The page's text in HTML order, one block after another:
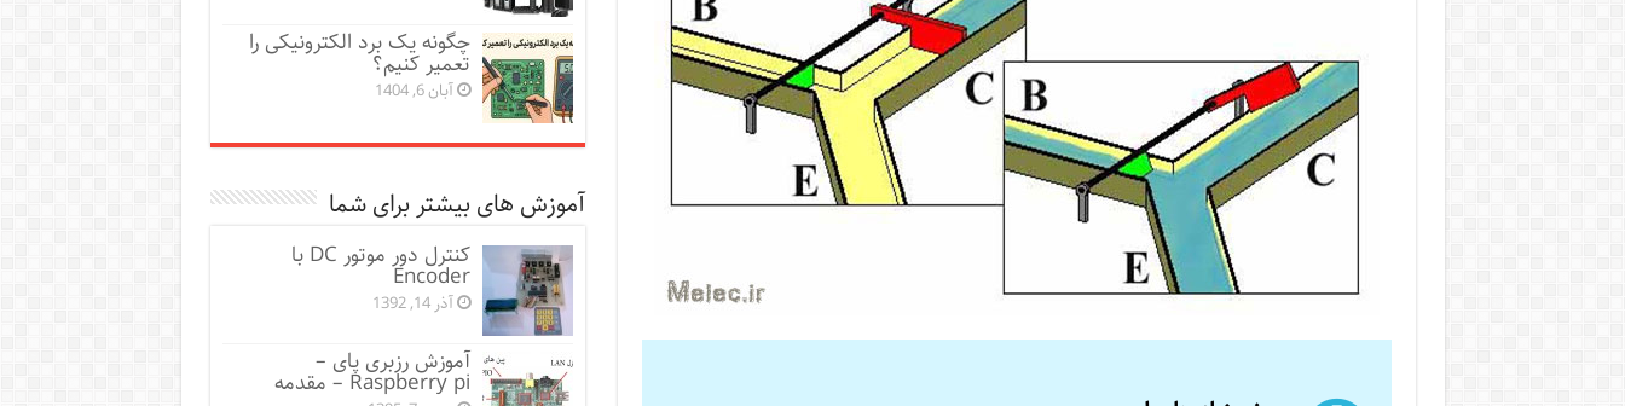
چگونه یک برد الکترونیکی را
تعمیر کنیم؟
آبان 6, 1404
آموزش های بیشتر برای شما
کنترل دور موتور DC با
Encoder
آذر 14, 1392
آموزش رزبری پای –
Raspberry pi – مقدمه